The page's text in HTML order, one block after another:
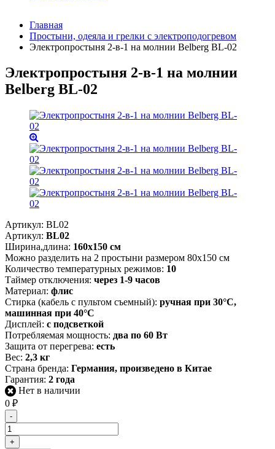
Главная
Простыни, одеяла и грелки с электроподогревом
Электропростыня 2-в-1 на молнии Belberg BL-02
Электропростыня 2-в-1 на молнии
Belberg BL-02
Артикул: BL02
Артикул: BL02
Ширина,длина: 160х150 см
Можно разделить на 2 простыни размером 80х150 см
Количество температурных режимов: 10
Таймер отключения: через 1-9 часов
Материал: флис
Стирка (кабель с пультом съемный): ручная при 30°C,
машинная при 40°C
Дисплей: с подсветкой
Потребляемая мощность: два по 60 Вт
Защита от перегрева: есть
Вес: 2,3 кг
Страна бренда: Германия, произведено в Китае
Гарантия: 2 года
Нет в наличии
0 ₽
-
+